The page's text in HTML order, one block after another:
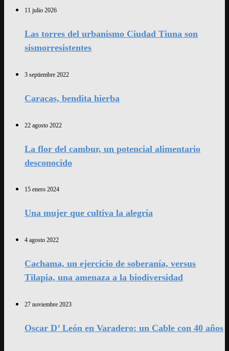
11 julio 2026
Las torres del urbanismo Ciudad Tiuna son
sismorresistentes
3 septiembre 2022
Caracas, bendita hierba
22 agosto 2022
La flor del cambur, un potencial alimentario
desconocido
15 enero 2024
Una mujer que cultiva la alegría
4 agosto 2022
Cachama, un ejercicio de soberanía, versus
Tilapia, una amenaza a la biodiversidad
27 noviembre 2023
Oscar D’ León en Varadero: un Cable con 40 años